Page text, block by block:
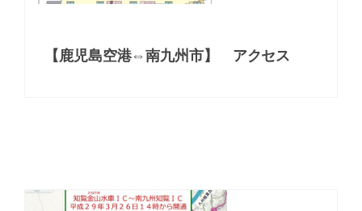
【鹿児島空港⇔南九州市】 アクセス